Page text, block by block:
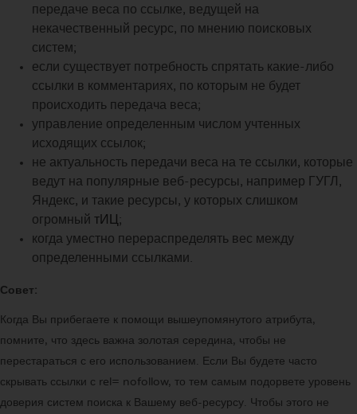
передаче веса по ссылке, ведущей на
некачественный ресурс, по мнению поисковых
систем;
если существует потребность спрятать какие-либо
ссылки в комментариях, по которым не будет
происходить передача веса;
управление определенным числом учтенных
исходящих ссылок;
не актуальность передачи веса на те ссылки, которые
ведут на популярные веб-ресурсы, например ГУГЛ,
Яндекс, и такие ресурсы, у которых слишком
огромный тИЦ;
когда уместно перераспределять вес между
определенными ссылками.
Совет:
Когда Вы прибегаете к помощи вышеупомянутого атрибута,
помните, что здесь важна золотая середина, чтобы не
перестараться с его использованием. Если Вы будете часто
скрывать ссылки с rel= nofollow, то тем самым подорвете уровень
доверия систем поиска к Вашему веб-ресурсу. Чтобы этого не